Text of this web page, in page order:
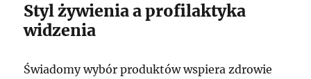
Styl żywienia a profilaktyka
widzenia
Świadomy wybór produktów wspiera zdrowie